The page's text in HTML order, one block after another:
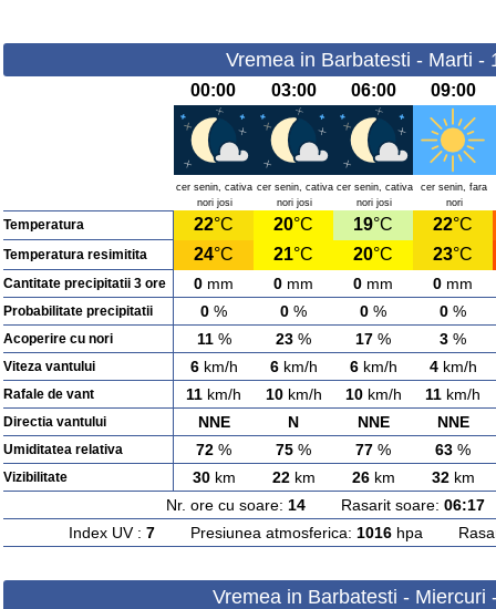
Vremea in Barbatesti - Marti -
00:00 03:00 06:00 09:00
cer senin, cativa
nori josi
cer senin, cativa
nori josi
cer senin, cativa
nori josi
cer senin, fara
nori
Temperatura 22°C 20°C 19°C 22°C
Temperatura resimitita 24°C 21°C 20°C 23°C
Cantitate precipitatii 3 ore 0 mm 0 mm 0 mm 0 mm
Probabilitate precipitatii 0 % 0 % 0 % 0 %
Acoperire cu nori 11% 23 % 17 % 3 %
Viteza vantului 6km/h 6km/h 6km/h 4km/h
Rafale de vant 11 km/h 10km/h 10km/h 11 km/h
Directia vantului NNE N NNE NNE
Umiditatea relativa 72 % 75 % 77 % 63 %
Vizibilitate 30km 22km 26km 32km
Nr. ore cu soare: 14Rasarit soare: 06:17
Index UV : 7Presiunea atmosferica: 1016hpa
Vremea in Barbatesti - Miercuri